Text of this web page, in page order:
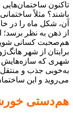
تاکنون
باشند؟ مثلاً
آن، شکل ماه را در
از ذهن به نظر برسد؛
هم‌صحبت کسانی
برایتان از شهر
شهری که سازه‌هایش
به‌خوبی جذب و منتقل
می‌روید و این
هم‌دستی